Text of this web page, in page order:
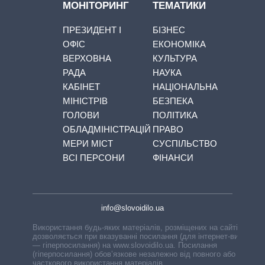
МОНІТОРИНГ
ПРЕЗИДЕНТ І
ОФІС
ВЕРХОВНА
РАДА
КАБІНЕТ
МІНІСТРІВ
ГОЛОВИ
ОБЛАДМІНІСТРАЦІЙ
МЕРИ МІСТ
ВСІ ПЕРСОНИ
ТЕМАТИКИ
БІЗНЕС
ЕКОНОМІКА
КУЛЬТУРА
НАУКА
НАЦІОНАЛЬНА
БЕЗПЕКА
ПОЛІТИКА
ПРАВО
СУСПІЛЬСТВО
ФІНАНСИ
info@slovoidilo.ua
Використання будь-яких матеріалів, розміщених на сайті,
дозволяється при вказуванні посилання (для інтернет-видань
— гіперпосилання) на www.slovoidilo.ua. Посилання
(гіперпосилання) обов’язкове незалежно від повного або
часткового використання матеріалів.